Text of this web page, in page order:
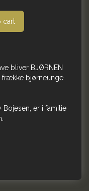
cart
bliver BJØRNEN
frække bjørneunge
Bojesen, er i familie